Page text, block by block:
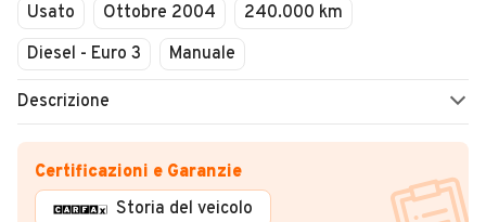
Usato Ottobre 2004
240.000 km
Diesel - Euro 3
Manuale
Descrizione
Certificazioni e Garanzie
Storia del veicolo